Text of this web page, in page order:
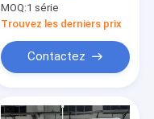
MOQ:1 série
Trouvez les derniers prix
Contactez